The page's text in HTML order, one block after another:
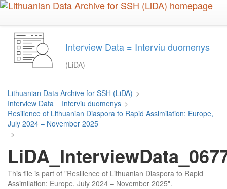
Skip
content
Interview Data = Interviu duomenys
(LiDA)
Lithuanian Data Archive for SSH (LiDA) >
Interview Data = Interviu duomenys >
Resilience of Lithuanian Diaspora to Rapid Assimilation: Europe,
July 2024 – November 2025
>
This file is part of "Resilience of Lithuanian Diaspora to Rapid
Assimilation: Europe, July 2024 – November 2025".